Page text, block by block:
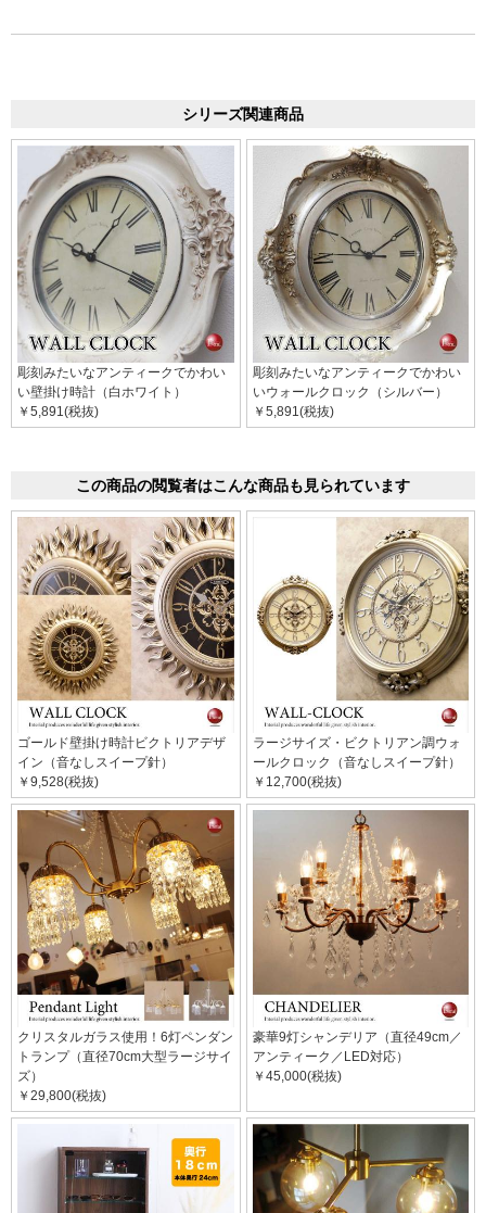
シリーズ関連商品
彫刻みたいなアンティークでかわい
い壁掛け時計（白ホワイト）
￥5,891(税抜)
彫刻みたいなアンティークでかわい
いウォールクロック（シルバー）
￥5,891(税抜)
この商品の閲覧者はこんな商品も見られています
ゴールド壁掛け時計ビクトリアデザ
イン（音なしスイープ針）
￥9,528(税抜)
ラージサイズ・ビクトリアン調ウォ
ールクロック（音なしスイープ針）
￥12,700(税抜)
クリスタルガラス使用！6灯ペンダン
トランプ（直径70cm大型ラージサイ
ズ）
￥29,800(税抜)
豪華9灯シャンデリア（直径49cm／
アンティーク／LED対応）
￥45,000(税抜)